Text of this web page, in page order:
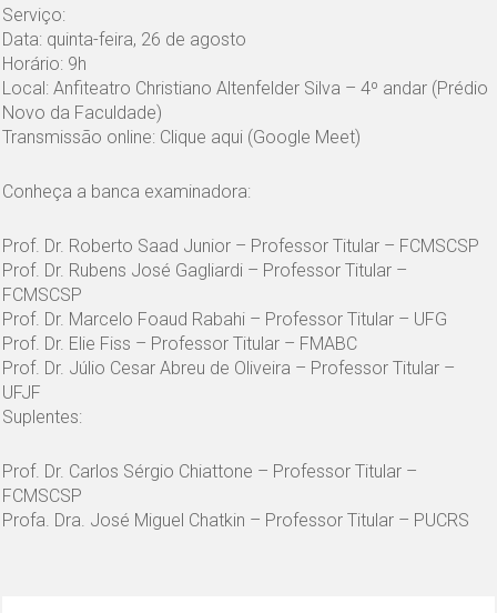
Serviço:
Data: quinta-feira, 26 de agosto
Horário: 9h
Local: Anfiteatro Christiano Altenfelder Silva – 4º andar (Prédio
Novo da Faculdade)
Transmissão online: Clique aqui (Google Meet)
Conheça a banca examinadora:
Prof. Dr. Roberto Saad Junior – Professor Titular – FCMSCSP
Prof. Dr. Rubens José Gagliardi – Professor Titular –
FCMSCSP
Prof. Dr. Marcelo Foaud Rabahi – Professor Titular – UFG
Prof. Dr. Elie Fiss – Professor Titular – FMABC
Prof. Dr. Júlio Cesar Abreu de Oliveira – Professor Titular –
UFJF
Suplentes:
Prof. Dr. Carlos Sérgio Chiattone – Professor Titular –
FCMSCSP
Profa. Dra. José Miguel Chatkin – Professor Titular – PUCRS